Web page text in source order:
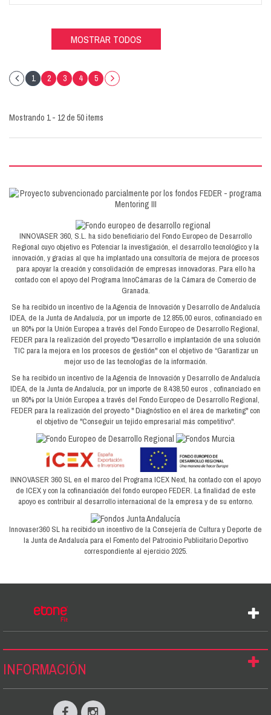
MOSTRAR TODOS
1 2 3 4 5
Mostrando 1 - 12 de 50 items
INNOVASER 360, S.L. ha sido beneficiario del Fondo Europeo de Desarrollo
Regional cuyo objetivo es Potenciar la investigación, el desarrollo tecnológico y la
innovación, y gracias al que ha implantado una consultoría de mejora de procesos
para apoyar la creación y consolidación de empresas innovadoras. Para ello ha
contado con el apoyo del Programa InnoCámaras de la Cámara de Comercio de
Granada.
Se ha recibido un incentivo de la Agencia de Innovación y Desarrollo de Andalucía
IDEA, de la Junta de Andalucía, por un importe de 12.855,00 euros, cofinanciado en
un 80% por la Unión Europea a través del Fondo Europeo de Desarrollo Regional,
FEDER para la realización del proyecto "Desarrollo e implantación de una solución
TIC para la mejora en los procesos de gestión" con el objetivo de “Garantizar un
mejor uso de las tecnologías de la información.
Se ha recibido un incentivo de la Agencia de Innovación y Desarrollo de Andalucía
IDEA, de la Junta de Andalucía, por un importe de 8.438,50 euros , cofinanciado en
un 80% por la Unión Europea a través del Fondo Europeo de Desarrollo Regional,
FEDER para la realización del proyecto " Diagnóstico en el área de marketing" con
el objetivo de "Conseguir un tejido empresarial más competitivo".
INNOVASER 360 SL en el marco del Programa ICEX Next, ha contado con el apoyo
de ICEX y con la cofinanciación del fondo europeo FEDER. La finalidad de este
apoyo es contribuir al desarrollo internacional de la empresa y de su entorno.
Innovaser360 SL ha recibido un incentivo de la Consejería de Cultura y Deporte de
la Junta de Andalucía para el Fomento del Patrocinio Publicitario Deportivo
correspondiente al ejercicio 2025.
INFORMACIÓN